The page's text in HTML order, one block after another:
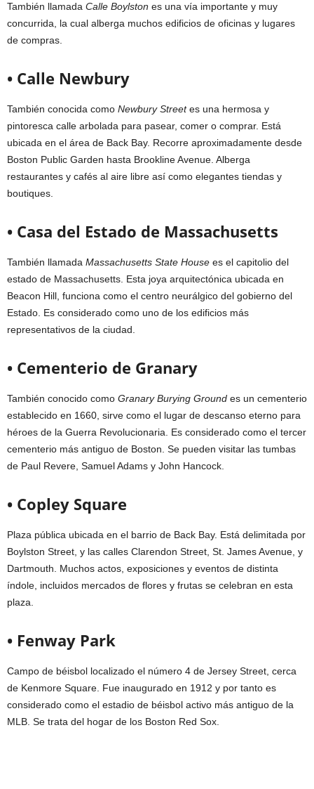
También llamada Calle Boylston es una vía importante y muy
concurrida, la cual alberga muchos edificios de oficinas y lugares
de compras.
• Calle Newbury
También conocida como Newbury Streetes una hermosa y
pintoresca calle arbolada para pasear, comer o comprar. Está
ubicada en el área de Back Bay. Recorre aproximadamente desde
Boston Public Garden hasta Brookline Avenue. Alberga
restaurantes y cafés al aire libre así como elegantes tiendas y
boutiques.
• Casa del Estado de Massachusetts
También llamada Massachusetts State House es el capitolio del
estado de Massachusetts. Esta joya arquitectónica ubicada en
Beacon Hill, funciona como el centro neurálgico del gobierno del
Estado. Es considerado como uno de los edificios más
representativos de la ciudad.
• Cementerio de Granary
También conocido como Granary Burying Ground es un cementerio
establecido en 1660, sirve como el lugar de descanso eterno para
héroes de la Guerra Revolucionaria. Es considerado como el tercer
cementerio más antiguo de Boston. Se pueden visitar las tumbas
de Paul Revere, Samuel Adams y John Hancock.
• Copley Square
Plaza pública ubicada en el barrio de Back Bay. Está delimitada por
Boylston Street, y las calles Clarendon Street, St. James Avenue, y
Dartmouth. Muchos actos, exposiciones y eventos de distinta
índole, incluidos mercados de flores y frutas se celebran en esta
plaza.
• Fenway Park
Campo de béisbol localizado el número 4 de Jersey Street, cerca
de Kenmore Square. Fue inaugurado en 1912 y por tanto es
considerado como el estadio de béisbol activo más antiguo de la
MLB. Se trata del hogar de los Boston Red Sox.